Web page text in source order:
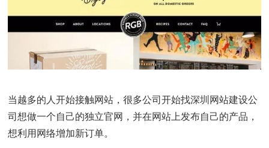
当越多的人开始接触网站，很多公司开始找深圳网站建设公
司想做一个自己的独立官网，并在网站上发布自己的产品，
想利用网络增加新订单。